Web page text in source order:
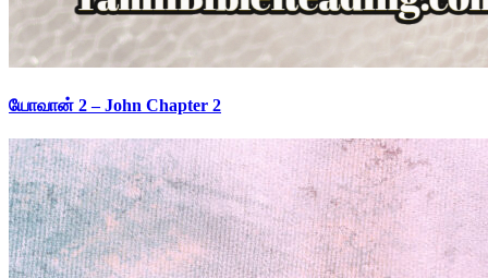
யோவான் 2 – John Chapter 2